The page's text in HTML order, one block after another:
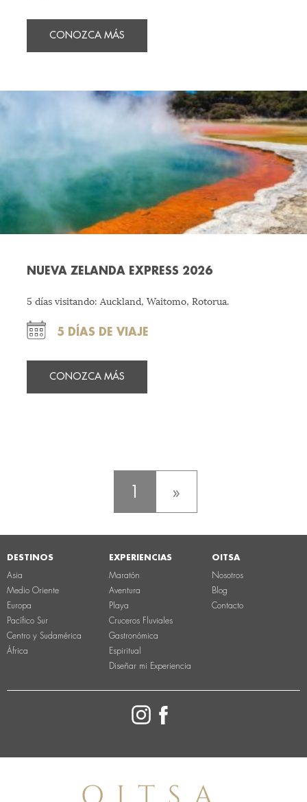
CONOZCA MÁS
NUEVA ZELANDA EXPRESS 2026
5 días visitando: Auckland, Waitomo, Rotorua.
5 DÍAS DE VIAJE
CONOZCA MÁS
»
DESTINOS
Asia
Medio Oriente
Europa
Pacífico Sur
Centro y Sudamérica
África
EXPERIENCIAS
Maratón
Aventura
Playa
Cruceros Fluviales
Gastronómica
Espiritual
Diseñar mi Experiencia
OITSA
Nosotros
Blog
Contacto